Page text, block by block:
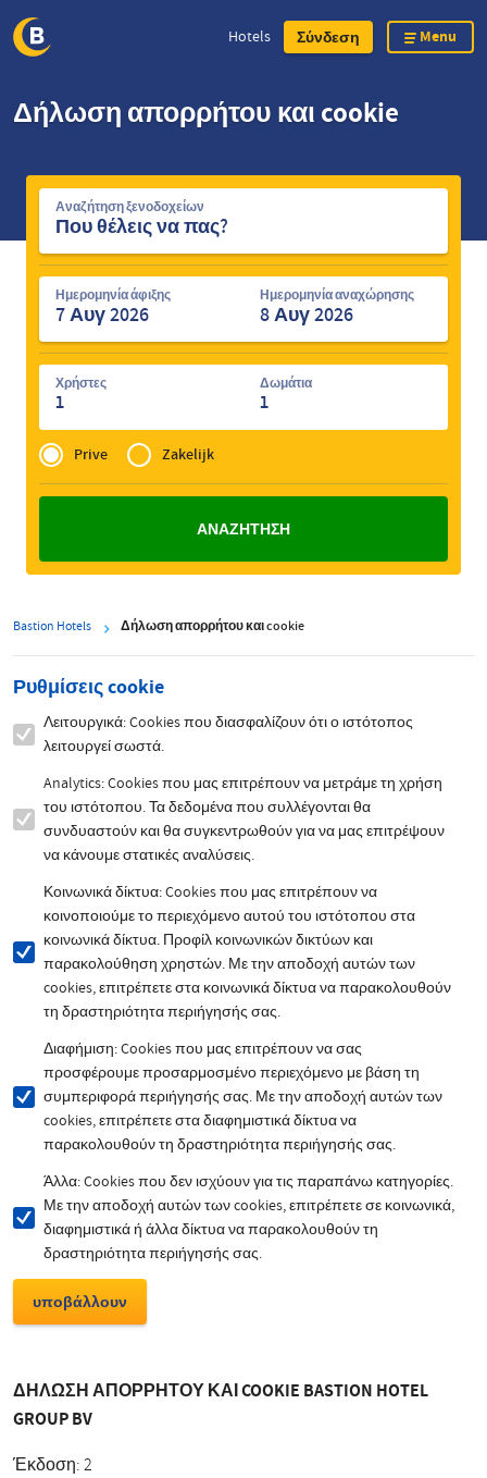
Hotels Σύνδεση Menu
Δήλωση απορρήτου και cookie
Αναζήτηση
ξενοδοχείων
Αναζήτηση ξενοδοχείων
Ημερομηνία άφιξης Ημερομηνία αναχώρησης
Χρήστες
1
Δωμάτια
1
Privé
of
Zakelijk
Prive Zakelijk
Bastion Hotels Δήλωση απορρήτου και cookie
Ρυθμίσεις cookie
Λειτουργικά: Cookies που διασφαλίζουν ότι ο ιστότοπος
λειτουργεί σωστά.
Analytics: Cookies που μας επιτρέπουν να μετράμε τη χρήση
του ιστότοπου. Τα δεδομένα που συλλέγονται θα
συνδυαστούν και θα συγκεντρωθούν για να μας επιτρέψουν
να κάνουμε στατικές αναλύσεις.
Κοινωνικά δίκτυα: Cookies που μας επιτρέπουν να
κοινοποιούμε το περιεχόμενο αυτού του ιστότοπου στα
κοινωνικά δίκτυα. Προφίλ κοινωνικών δικτύων και
παρακολούθηση χρηστών. Με την αποδοχή αυτών των
cookies, επιτρέπετε στα κοινωνικά δίκτυα να παρακολουθούν
τη δραστηριότητα περιήγησής σας.
Διαφήμιση: Cookies που μας επιτρέπουν να σας
προσφέρουμε προσαρμοσμένο περιεχόμενο με βάση τη
συμπεριφορά περιήγησής σας. Με την αποδοχή αυτών των
cookies, επιτρέπετε στα διαφημιστικά δίκτυα να
παρακολουθούν τη δραστηριότητα περιήγησής σας.
Άλλα: Cookies που δεν ισχύουν για τις παραπάνω κατηγορίες.
Με την αποδοχή αυτών των cookies, επιτρέπετε σε κοινωνικά,
διαφημιστικά ή άλλα δίκτυα να παρακολουθούν τη
δραστηριότητα περιήγησής σας.
ΔΗΛΩΣΗ ΑΠΟΡΡΗΤΟΥ ΚΑΙ COOKIE BASTION HOTEL
GROUP BV
Έκδοση: 2